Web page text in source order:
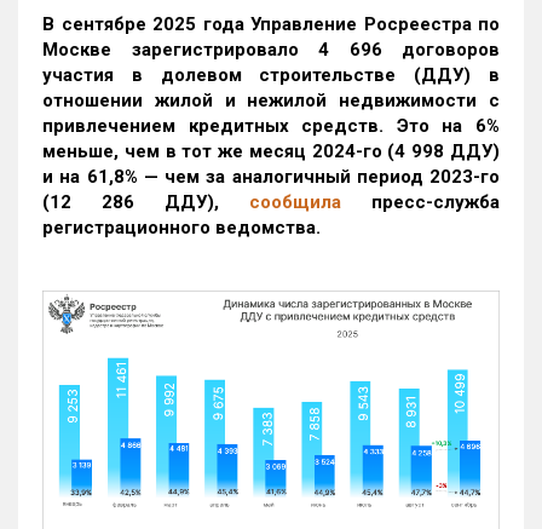
В сентябре 2025 года Управление Росреестра по
Москве зарегистрировало 4 696 договоров
участия в долевом строительстве (ДДУ) в
отношении жилой и нежилой недвижимости с
привлечением кредитных средств. Это на 6%
меньше, чем в тот же месяц 2024-го (4 998 ДДУ)
и на 61,8% — чем за аналогичный период 2023-го
(12 286 ДДУ), сообщила пресс-служба
регистрационного ведомства.